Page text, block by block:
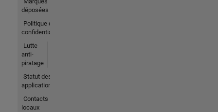
déposées
Politique de
confidentialité
Lutte
anti-
piratage
Statut des
applications
Contacts
locaux